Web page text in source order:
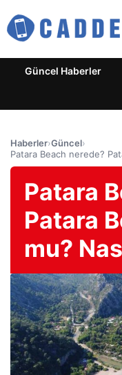
Güncel Haberler
Haberler›Güncel›
Patara Beach nerede?
Patara
Patara
mu?